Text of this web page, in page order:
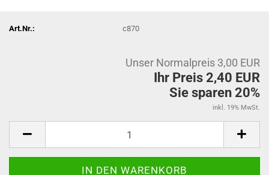
Art.Nr.: c870
Unser Normalpreis 3,00 EUR
Ihr Preis 2,40 EUR
Sie sparen 20%
inkl. 19% MwSt.